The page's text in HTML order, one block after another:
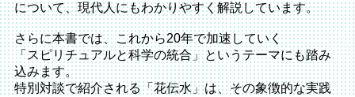
について、現代人にもわかりやすく解説しています。
さらに本書では、これから20年で加速していく
「スピリチュアルと科学の統合」というテーマにも踏み
込みます。
特別対談で紹介される「花伝水」は、その象徴的な実践